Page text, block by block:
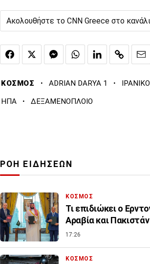
Ακολουθήστε το CNN Greece στο
ΚΟΣΜΟΣ · ADRIAN DARYA 1 ·
ΗΠΑ · ΔΕΞΑΜΕΝΟΠΛΟΙΟ
ΡΟΗ ΕΙΔΗΣΕΩΝ
ΚΟΣΜΟΣ
Τι επιδιώκει ο
Αραβία και Πακιστάν
17:26
ΚΟΣΜΟΣ